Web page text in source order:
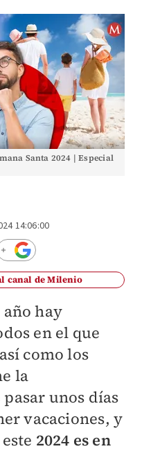
Santa 2024 | Especial
14:06:00
canal de Milenio
hay
en el que
como los
la
unos días
vacaciones, y
2024 es en